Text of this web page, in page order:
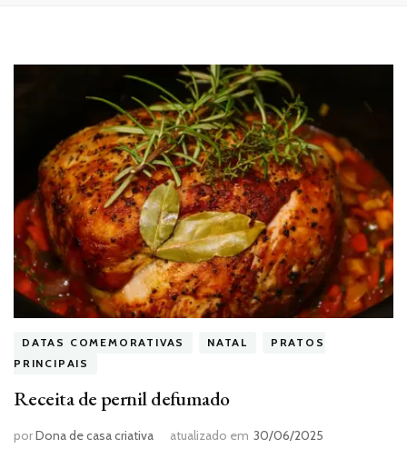
DATAS COMEMORATIVAS NATAL
PRATOS
PRINCIPAIS
Receita de pernil defumado
porDona de casa criativa atualizado em 30/06/2025